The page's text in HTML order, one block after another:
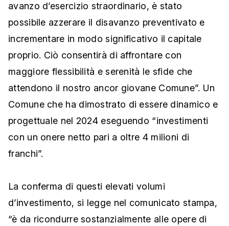
avanzo d’esercizio straordinario, è stato
possibile azzerare il disavanzo preventivato e
incrementare in modo significativo il capitale
proprio. Ciò consentirà di affrontare con
maggiore flessibilità e serenità le sfide che
attendono il nostro ancor giovane Comune”. Un
Comune che ha dimostrato di essere dinamico e
progettuale nel 2024 eseguendo “investimenti
con un onere netto pari a oltre 4 milioni di
franchi”.
La conferma di questi elevati volumi
d’investimento, si legge nel comunicato stampa,
“è da ricondurre sostanzialmente alle opere di